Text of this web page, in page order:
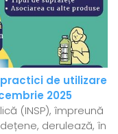
de utilizare
2025
(INSP), împreună
derulează, în